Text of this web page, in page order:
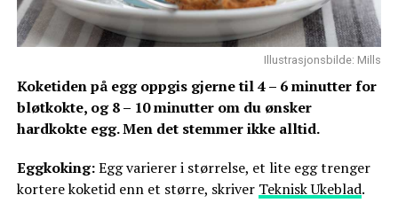
Illustrasjonsbilde: Mills
Koketiden på egg oppgis gjerne til 4 – 6 minutter for
bløtkokte, og 8 – 10 minutter om du ønsker
hardkokte egg. Men det stemmer ikke alltid.
Eggkoking:Egg varierer i størrelse, et lite egg trenger
kortere koketid enn et større, skriver Teknisk Ukeblad.